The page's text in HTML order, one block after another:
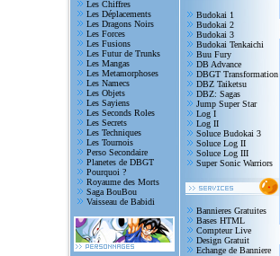
Les Chiffres
Les Déplacements
Les Dragons Noirs
Les Forces
Les Fusions
Les Futur de Trunks
Les Mangas
Les Metamorphoses
Les Namecs
Les Objets
Les Sayiens
Les Seconds Roles
Les Secrets
Les Techniques
Les Tournois
Perso Secondaire
Planetes de DBGT
Pourquoi ?
Royaume des Morts
Saga BouBou
Vaisseau de Babidi
Budokai 1
Budokai 2
Budokai 3
Budokai Tenkaichi
Buu Fury
DB Advance
DBGT Transformation
DBZ Taiketsu
DBZ: Sagas
Jump Super Star
Log I
Log II
Soluce Budokai 3
Soluce Log II
Soluce Log III
Super Sonic Warriors
Bannieres Gratuites
Bases HTML
Compteur Live
Design Gratuit
Echange de Banniere